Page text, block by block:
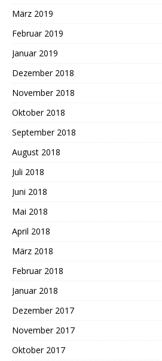
März 2019
Februar 2019
Januar 2019
Dezember 2018
November 2018
Oktober 2018
September 2018
August 2018
Juli 2018
Juni 2018
Mai 2018
April 2018
März 2018
Februar 2018
Januar 2018
Dezember 2017
November 2017
Oktober 2017